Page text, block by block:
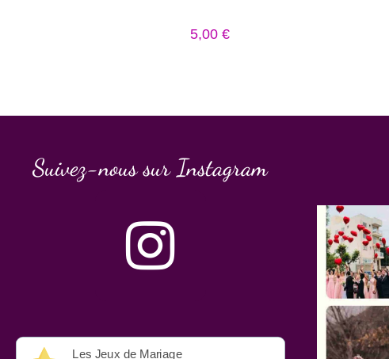
5,00€
Suivez-nous sur Instagram
Les Jeux de Mariage